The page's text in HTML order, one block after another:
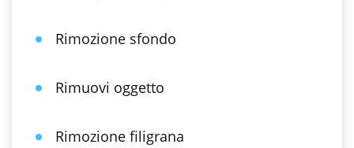
Rimozione sfondo
Rimuovi oggetto
Rimozione filigrana